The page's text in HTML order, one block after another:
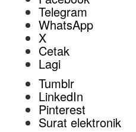
Telegram
WhatsApp
X
Cetak
Lagi
Tumblr
LinkedIn
Pinterest
Surat elektronik